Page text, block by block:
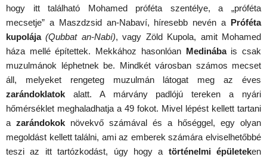
hogy itt található Mohamed próféta szentélye, a „próféta
mecsetje” a Maszdzsid an-Nabaví, híresebb nevén a Próféta
kupolája (Qubbat an-Nabí), vagy Zöld Kupola, amit Mohamed
háza mellé építettek. Mekkához hasonlóanMedinábais csak
muzulmánok léphetnek be. Mindkét városban számos mecset
áll, melyeket rengeteg muzulmán látogat meg az éves
zarándoklatok alatt. A márvány padlójú tereken a nyári
hőmérséklet meghaladhatja a 49 fokot. Mivel lépést kellett tartani
a zarándokok növekvő számával és a hőséggel, egy olyan
megoldást kellett találni, ami az emberek számára elviselhetőbbé
teszi az itt tartózkodást, úgy hogy a történelmi épületeken